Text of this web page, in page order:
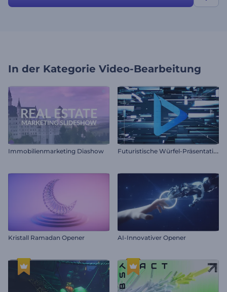
In der Kategorie Video-Bearbeitung
Immobilienmarketing Diashow F
uturistische Würfel-Präsentation
Kristall Ramadan Opener AI-Innovativer Opener